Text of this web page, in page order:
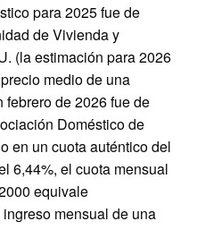
para 2025 fue de
de Vivienda y
(la estimación para 2026
medio de una
de 2026 fue de
Doméstico de
en un cuota auténtico del
6,44%, el cuota mensual
equivale
mensual de una